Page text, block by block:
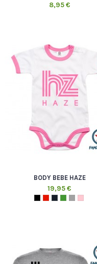
8,95 €
BODY BEBE HAZE
19,95 €